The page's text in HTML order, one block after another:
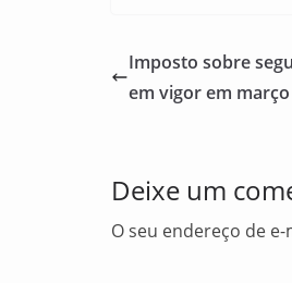
Imposto sobre
em vigor em março
Deixe um
O seu endereço de